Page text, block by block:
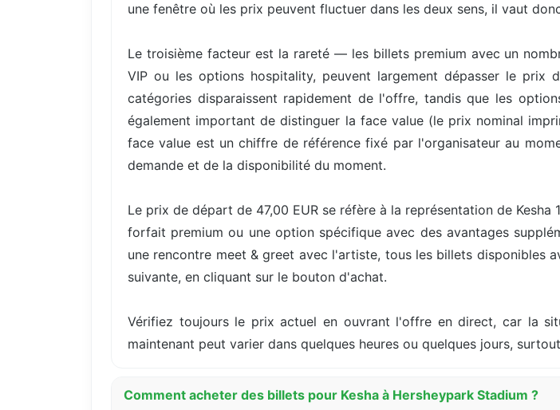
une fenêtre où les prix peuvent fluctuer dans les deux sens, il vaut
Le troisième facteur est la rareté — les billets premium avec un
VIP ou les options hospitality, peuvent largement dépasser le
catégories disparaissent rapidement de l'offre, tandis que les
également important de distinguer la face value (le prix nominal
face value est un chiffre de référence fixé par l'organisateur au
demande et de la disponibilité du moment.
Le prix de départ de 47,00 EUR se réfère à la représentation de
forfait premium ou une option spécifique avec des avantages
une rencontre meet & greet avec l'artiste, tous les billets disponibles
suivante, en cliquant sur le bouton d'achat.
Vérifiez toujours le prix actuel en ouvrant l'offre en direct, car la
maintenant peut varier dans quelques heures ou quelques jours,
Comment acheter des billets pour Kesha à Hersheypark Stadium ?